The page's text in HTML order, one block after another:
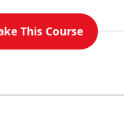
This Course